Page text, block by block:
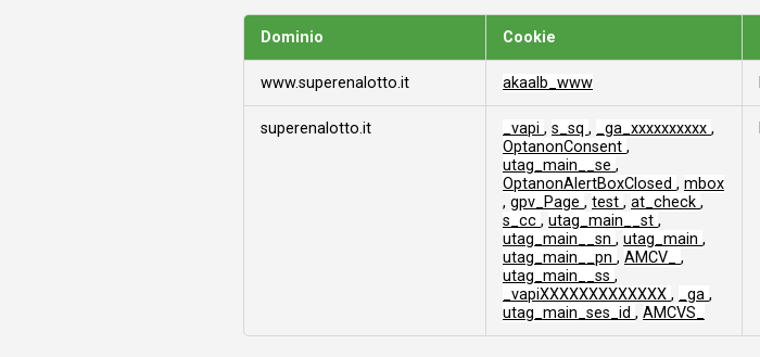
necessari
Dominio Cookie
www.superenalotto.it akaalb_www
superenalotto.it _vapi , s_sq , _ga_xxxxxxxxxx ,
OptanonConsent ,
utag_main__se ,
OptanonAlertBoxClosed , mbox
, gpv_Page , test , at_check ,
s_cc , utag_main__st ,
utag_main__sn , utag_main ,
utag_main__pn , AMCV_ ,
utag_main__ss ,
_vapiXXXXXXXXXXXXX , _ga ,
utag_main_ses_id , AMCVS_